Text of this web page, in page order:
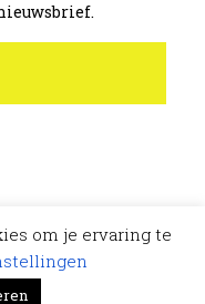
van
om je ervaring te